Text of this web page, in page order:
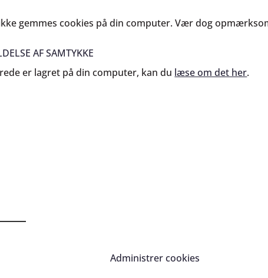
gemmes cookies på din computer. Vær dog
AF SAMTYKKE
er lagret på din computer, kan du læse om det her.
Administrer cookies